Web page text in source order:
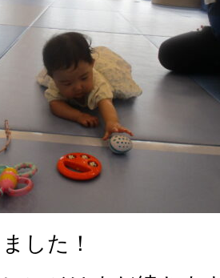
した！